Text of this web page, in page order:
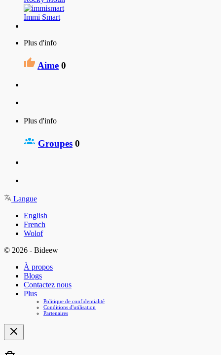
Immi Smart
Plus d'info
Aime 0
Plus d'info
Groupes 0
Langue
English
French
Wolof
© 2026 - Bideew
À propos
Blogs
Contactez nous
Plus
Politique de confidentialité
Conditions d'utilisation
Partenaires